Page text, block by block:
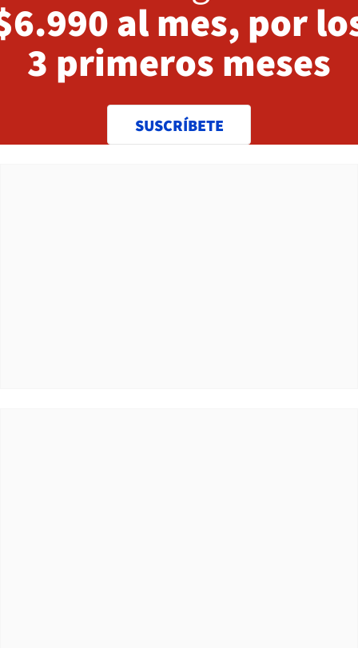
al mes, por
3 primeros meses
SUSCRÍBETE